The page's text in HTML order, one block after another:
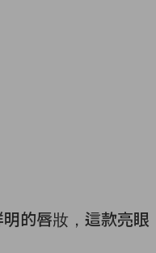
的唇妝，這款亮眼